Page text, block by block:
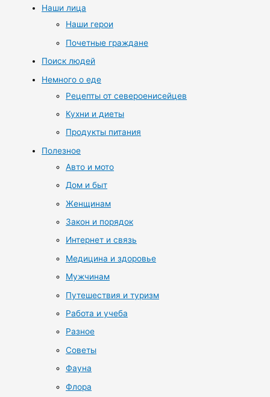
Наши лица
Наши герои
Почетные граждане
Поиск людей
Немного о еде
Рецепты от североенисейцев
Кухни и диеты
Продукты питания
Полезное
Авто и мото
Дом и быт
Женщинам
Закон и порядок
Интернет и связь
Медицина и здоровье
Мужчинам
Путешествия и туризм
Работа и учеба
Разное
Советы
Фауна
Флора